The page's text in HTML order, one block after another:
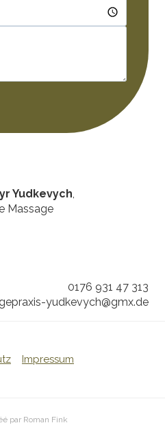
Yudkevych,
Massage
0176 931 47 313
yudkevych@gmx.de
Impressum
par Roman Fink